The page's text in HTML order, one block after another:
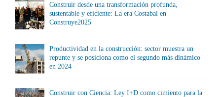
Construir desde una transformación profunda,
sustentable y eficiente: La era Costabal en
Construye2025
Productividad en la construcción: sector muestra un
repunte y se posiciona como el segundo más dinámico
en 2024
Construir con Ciencia: Ley I+D como cimiento para la